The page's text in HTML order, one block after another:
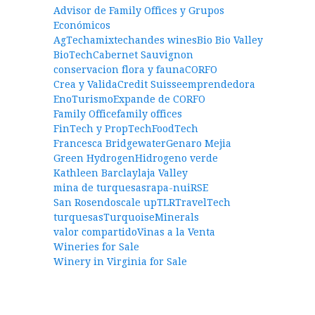
Advisor de Family Offices y Grupos
Económicos
AgTechamixtechandes winesBio Bio Valley
BioTechCabernet Sauvignon
conservacion flora y faunaCORFO
Crea y ValidaCredit Suisseemprendedora
EnoTurismoExpande de CORFO
Family Officefamily offices
FinTech y PropTechFoodTech
Francesca BridgewaterGenaro Mejia
Green HydrogenHidrogeno verde
Kathleen Barclaylaja Valley
mina de turquesasrapa-nuiRSE
San Rosendoscale upTLRTravelTech
turquesasTurquoiseMinerals
valor compartidoVinas a la Venta
Wineries for Sale
Winery in Virginia for Sale